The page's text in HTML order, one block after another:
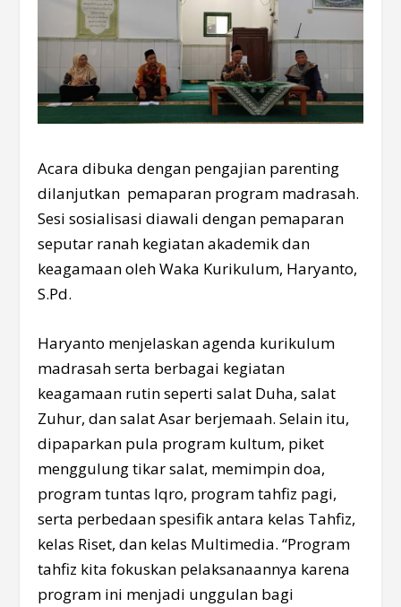
Acara dibuka dengan pengajian parenting
dilanjutkan pemaparan program madrasah.
Sesi sosialisasi diawali dengan pemaparan
seputar ranah kegiatan akademik dan
keagamaan oleh Waka Kurikulum, Haryanto,
S.Pd.
Haryanto menjelaskan agenda kurikulum
madrasah serta berbagai kegiatan
keagamaan rutin seperti salat Duha, salat
Zuhur, dan salat Asar berjemaah. Selain itu,
dipaparkan pula program kultum, piket
menggulung tikar salat, memimpin doa,
program tuntas Iqro, program tahfiz pagi,
serta perbedaan spesifik antara kelas Tahfiz,
kelas Riset, dan kelas Multimedia. “Program
tahfiz kita fokuskan pelaksanaannya karena
program ini menjadi unggulan bagi